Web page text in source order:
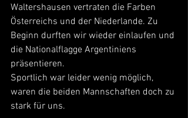
Waltershausen vertraten die Farben
Österreichs und der Niederlande. Zu
Beginn durften wir wieder einlaufen und
die Nationalflagge Argentiniens
präsentieren.
Sportlich war leider wenig möglich,
waren die beiden Mannschaften doch zu
stark für uns.